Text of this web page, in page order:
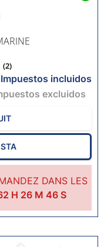
DANS LES
H 26 M45 S
(2)
Impuestos incluidos
excluidos